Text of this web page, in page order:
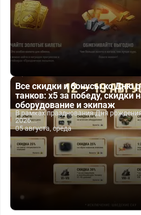
Все скидки и бонусы ко Дню
танков: x5 за победу, скидки
оборудование и экипаж
В рамках празднования Дня
2026...
05 августа, среда